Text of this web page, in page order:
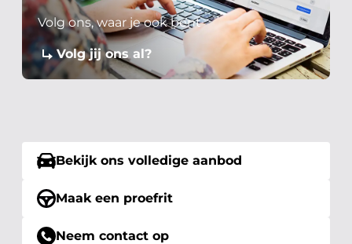
Volg ons, waar je ook bent
Volg jij ons al?
Bekijk ons volledige aanbod
Maak een proefrit
Neem contact op